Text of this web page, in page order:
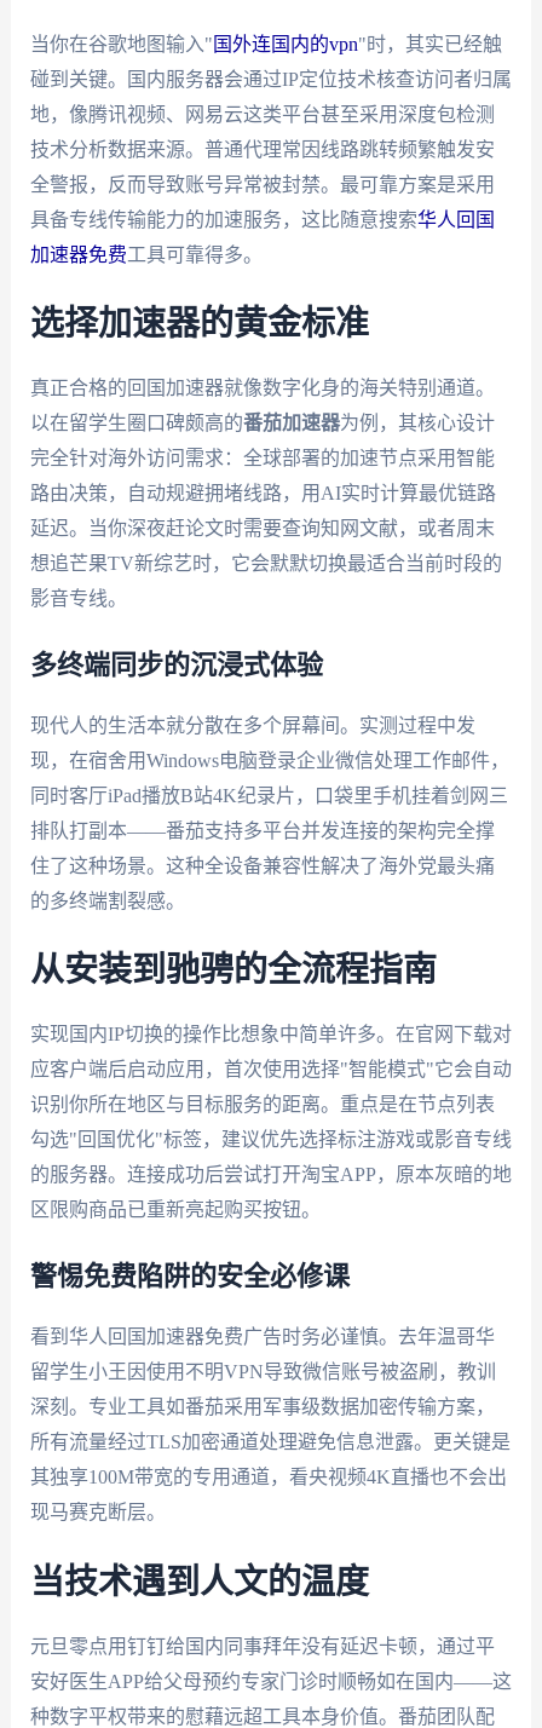
当你在谷歌地图输入" 国外连国内的vpn"时，其实已经触
碰到关键。国内服务器会通过IP定位技术核查访问者归属
地，像腾讯视频、网易云这类平台甚至采用深度包检测
技术分析数据来源。普通代理常因线路跳转频繁触发安
全警报，反而导致账号异常被封禁。最可靠方案是采用
具备专线传输能力的加速服务，这比随意搜索华人回国
加速器免费工具可靠得多。
选择加速器的黄金标准
真正合格的回国加速器就像数字化身的海关特别通道。
以在留学生圈口碑颇高的番茄加速器为例，其核心设计
完全针对海外访问需求：全球部署的加速节点采用智能
路由决策，自动规避拥堵线路，用AI实时计算最优链路
延迟。当你深夜赶论文时需要查询知网文献，或者周末
想追芒果TV新综艺时，它会默默切换最适合当前时段的
影音专线。
多终端同步的沉浸式体验
现代人的生活本就分散在多个屏幕间。实测过程中发
现，在宿舍用Windows电脑登录企业微信处理工作邮件，
同时客厅iPad播放B站4K纪录片，口袋里手机挂着剑网三
排队打副本——番茄支持多平台并发连接的架构完全撑
住了这种场景。这种全设备兼容性解决了海外党最头痛
的多终端割裂感。
从安装到驰骋的全流程指南
实现国内IP切换的操作比想象中简单许多。在官网下载对
应客户端后启动应用，首次使用选择"智能模式"它会自动
识别你所在地区与目标服务的距离。重点是在节点列表
勾选"回国优化"标签，建议优先选择标注游戏或影音专线
的服务器。连接成功后尝试打开淘宝APP，原本灰暗的地
区限购商品已重新亮起购买按钮。
警惕免费陷阱的安全必修课
看到华人回国加速器免费广告时务必谨慎。去年温哥华
留学生小王因使用不明VPN导致微信账号被盗刷，教训
深刻。专业工具如番茄采用军事级数据加密传输方案，
所有流量经过TLS加密通道处理避免信息泄露。更关键是
其独享100M带宽的专用通道，看央视频4K直播也不会出
现马赛克断层。
当技术遇到人文的温度
元旦零点用钉钉给国内同事拜年没有延迟卡顿，通过平
安好医生APP给父母预约专家门诊时顺畅如在国内——这
种数字平权带来的慰藉远超工具本身价值。番茄团队配